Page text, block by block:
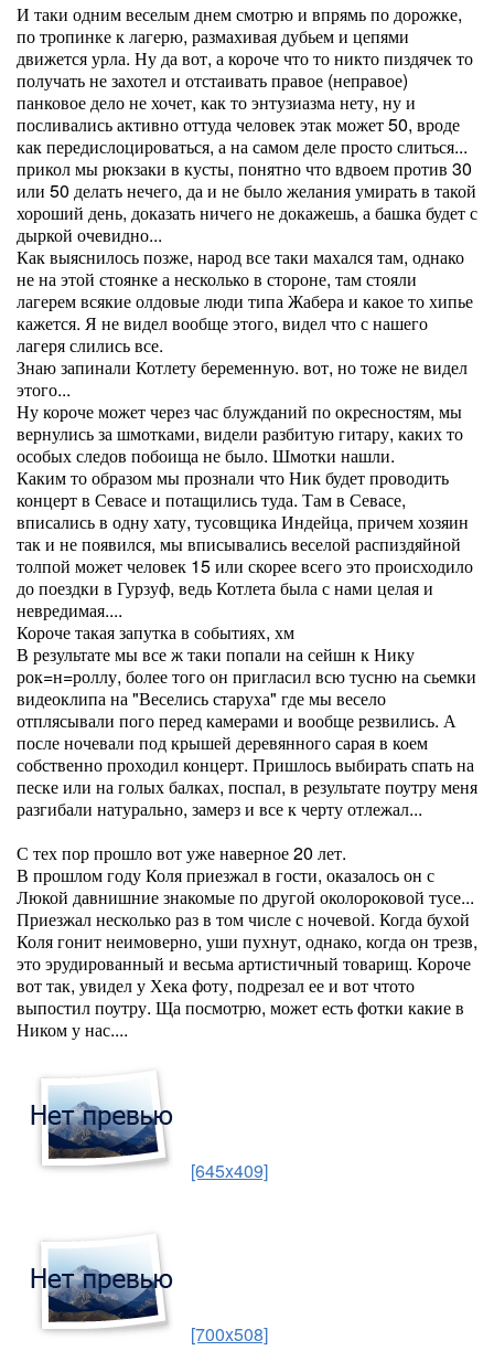
И таки одним веселым днем смотрю и впрямь по дорожке,
по тропинке к лагерю, размахивая дубьем и цепями
движется урла. Ну да вот, а короче что то никто пиздячек то
получать не захотел и отстаивать правое (неправое)
панковое дело не хочет, как то энтузиазма нету, ну и
посливались активно оттуда человек этак может 50, вроде
как передислоцироваться, а на самом деле просто слиться...
прикол мы рюкзаки в кусты, понятно что вдвоем против 30
или 50 делать нечего, да и не было желания умирать в такой
хороший день, доказать ничего не докажешь, а башка будет с
дыркой очевидно...
Как выяснилось позже, народ все таки махался там, однако
не на этой стоянке а несколько в стороне, там стояли
лагерем всякие олдовые люди типа Жабера и какое то хипье
кажется. Я не видел вообще этого, видел что с нашего
лагеря слились все.
Знаю запинали Котлету беременную. вот, но тоже не видел
этого...
Ну короче может через час блужданий по окресностям, мы
вернулись за шмотками, видели разбитую гитару, каких то
особых следов побоища не было. Шмотки нашли.
Каким то образом мы прознали что Ник будет проводить
концерт в Севасе и потащились туда. Там в Севасе,
вписались в одну хату, тусовщика Индейца, причем хозяин
так и не появился, мы вписывались веселой распиздяйной
толпой может человек 15 или скорее всего это происходило
до поездки в Гурзуф, ведь Котлета была с нами целая и
невредимая....
Короче такая запутка в событиях, хм
В результате мы все ж таки попали на сейшн к Нику
рок=н=роллу, более того он пригласил всю тусню на сьемки
видеоклипа на "Веселись старуха" где мы весело
отплясывали пого перед камерами и вообще резвились. А
после ночевали под крышей деревянного сарая в коем
собственно проходил концерт. Пришлось выбирать спать на
песке или на голых балках, поспал, в результате поутру меня
разгибали натурально, замерз и все к черту отлежал...
С тех пор прошло вот уже наверное 20 лет.
В прошлом году Коля приезжал в гости, оказалось он с
Люкой давнишние знакомые по другой околороковой тусе...
Приезжал несколько раз в том числе с ночевой. Когда бухой
Коля гонит неимоверно, уши пухнут, однако, когда он трезв,
это эрудированный и весьма артистичный товарищ. Короче
вот так, увидел у Хека фоту, подрезал ее и вот чтото
выпостил поутру. Ща посмотрю, может есть фотки какие в
Ником у нас....
[645x409]
[700x508]